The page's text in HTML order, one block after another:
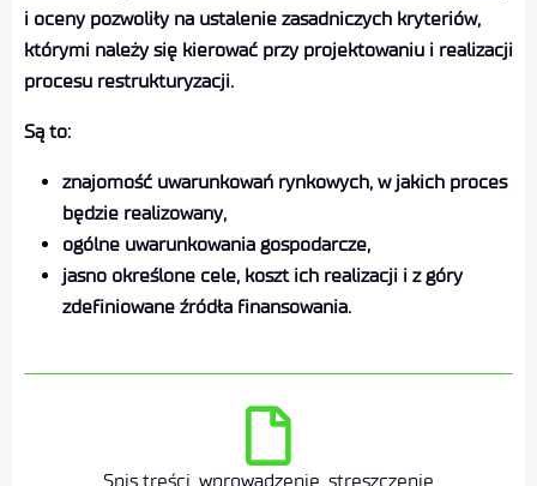
i oceny pozwoliły na ustalenie zasadniczych kryteriów,
którymi należy się kierować przy projektowaniu i realizacji
procesu restrukturyzacji.
Są to:
znajomość uwarunkowań rynkowych, w jakich proces
będzie realizowany,
ogólne uwarunkowania gospodarcze,
jasno określone cele, koszt ich realizacji i z góry
zdefiniowane źródła finansowania.
Spis treści, wprowadzenie, streszczenie